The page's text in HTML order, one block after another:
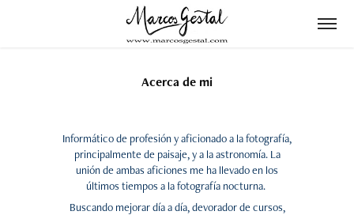
Acerca de mi
Informático de profesión y aficionado a la fotografía,
principalmente de paisaje, y a la astronomía. La
unión de ambas aficiones me ha llevado en los
últimos tiempos a la fotografía nocturna.
Buscando mejorar día a día, devorador de cursos,